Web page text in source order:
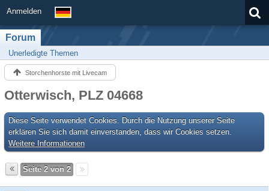
Anmelden
Forum
Unerledigte Themen
Storchenhorste mit Livecam
Otterwisch, PLZ 04668
Diese Seite verwendet Cookies. Durch die Nutzung unserer Seite
erklären Sie sich damit einverstanden, dass wir Cookies setzen.
Weitere Informationen
Seite 2 von 2